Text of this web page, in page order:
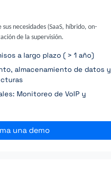
necesidades (SaaS, híbrido, on-
de la supervisión.
a largo plazo ( > 1 año)
almacenamiento de datos y
Monitoreo de VoIP y
una demo